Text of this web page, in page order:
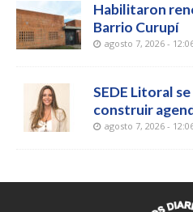
Habilitaron
Barrio Curupí
agosto 7, 2026 -
SEDE Litoral
construir
agosto 7, 2026 -